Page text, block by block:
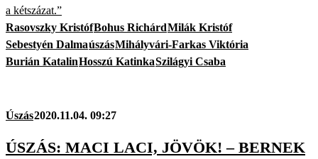
a kétszázat.”
Rasovszky KristófBohus RichárdMilák Kristóf
Sebestyén DalmaúszásMihályvári-Farkas Viktória
Burián KatalinHosszú KatinkaSzilágyi Csaba
Úszás2020.11.04. 09:27
ÚSZÁS: MACI LACI, JÖVÖK! – BERNEK